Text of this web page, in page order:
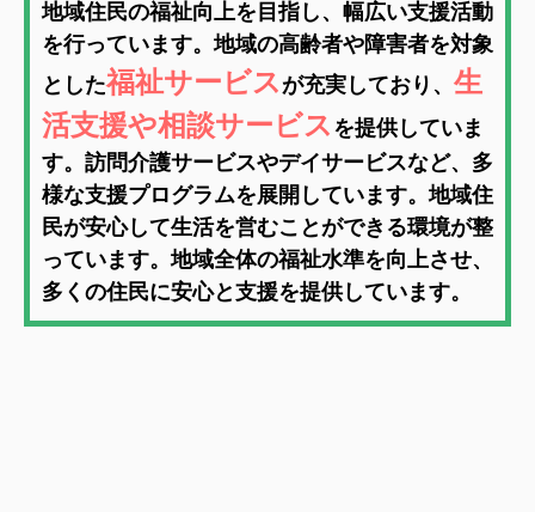
地域住民の福祉向上を目指し、幅広い支援活動
を行っています。地域の高齢者や障害者を対象
とした福祉サービス が充実しており、 生
活支援や相談サービス を提供していま
す。訪問介護サービスやデイサービスなど、多
様な支援プログラムを展開しています。地域住
民が安心して生活を営むことができる環境が整
っています。地域全体の福祉水準を向上させ、
多くの住民に安心と支援を提供しています。